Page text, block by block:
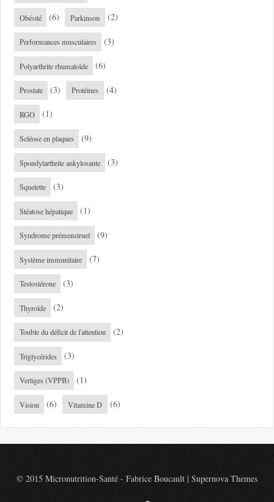
Obésité (6) Parkinson (2)
Performances musculaires (3)
Polyarthrite rhumatoïde (6)
Prostate (3) Protéines (4)
RGO (1)
Scléose en plaques (9)
Spondylarthrite ankylosante (3)
Squelette (3)
Stéatose hépatique (1)
Syndrome prémenstruel (9)
Système immunitaire (7)
Testostérone (3)
Thyroïde (2)
Touble du déficit de l'attention (2)
Triglycérides (3)
Vertiges (VPPB) (1)
Vision (6) Vitamine D (6)
© 2015 Micronutrition-Santé - Fabrice Boucault | Supernova Themes